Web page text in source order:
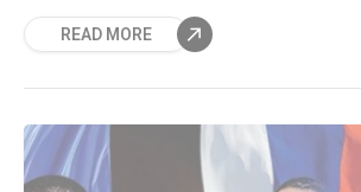
peso crucero.
READ MORE